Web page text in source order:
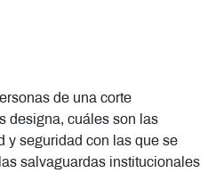
de una corte
designa, cuáles son las
y seguridad con las que se
salvaguardas institucionales